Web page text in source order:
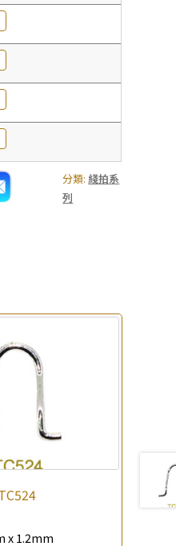
分類:綫拍系
列
x 1.2mm